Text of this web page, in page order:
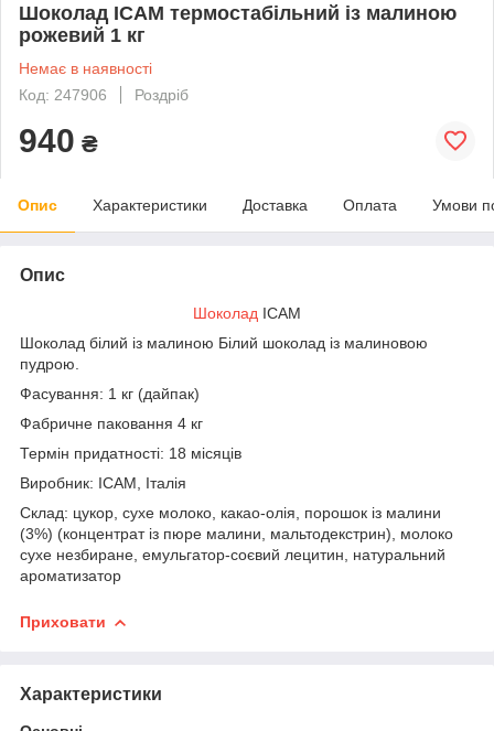
Шоколад ICAM термостабільний із малиною
рожевий 1 кг
Немає в наявності
Код: 247906
Роздріб
940 ₴
Опис Характеристики Доставка Оплата Умови
Опис
Шоколад ICAM
Шоколад білий із малиною Білий шоколад із малиновою
пудрою.
Фасування: 1 кг (дайпак)
Фабричне паковання 4 кг
Термін придатності: 18 місяців
Виробник: ICAM,
Італія
Склад: цукор, сухе молоко, какао-олія, порошок із малини
(3%) (концентрат із пюре малини, мальтодекстрин), молоко
сухе незбиране, емульгатор-соєвий лецитин, натуральний
ароматизатор
Приховати
Характеристики